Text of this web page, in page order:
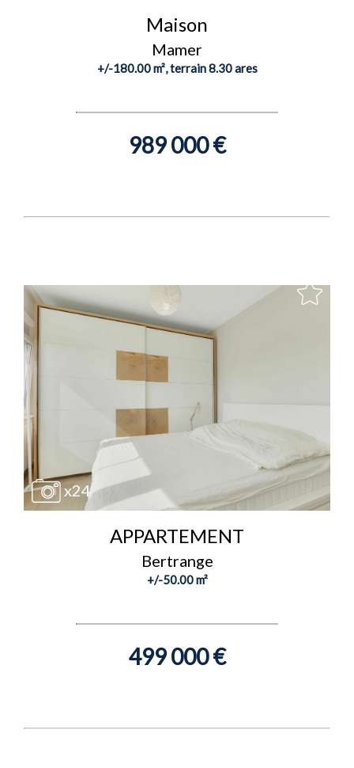
Maison
Mamer
+/-180.00 m², terrain 8.30 ares
989 000 €
x24
APPARTEMENT
Bertrange
+/-50.00 m²
499 000 €